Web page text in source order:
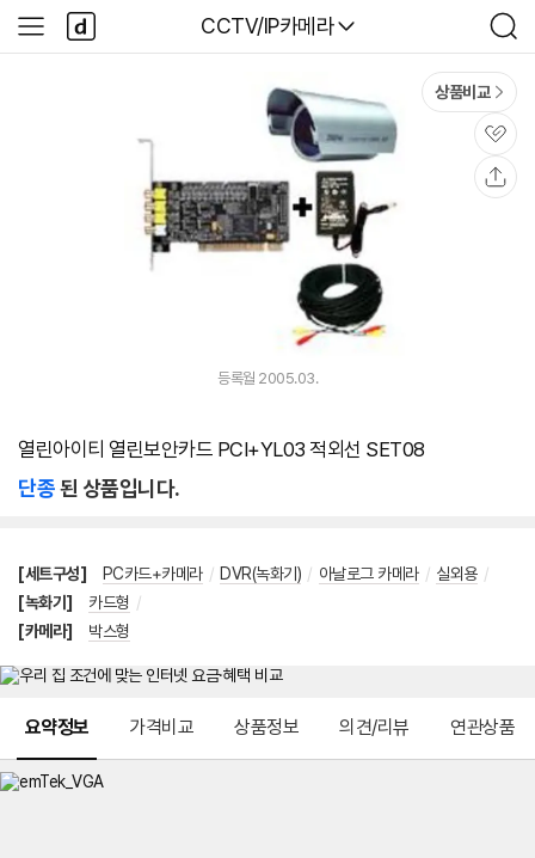
다나와
CCTV/IP카메라
검
색
사
이
다
나
와
상품비교
관
심
등록월 2005.03.
열린아이티 열린보안카드 PCI+YL03 적외선 SET08
단종된 상품입니다.
[세트구성] PC카드+카메라 / DVR(녹화기) / 아날로그 카메라 / 실외용 /
[녹화기]
카드형 /
[카메라]
박스형
요약정보 가격비교 상품정보 의견/리뷰 연관상품